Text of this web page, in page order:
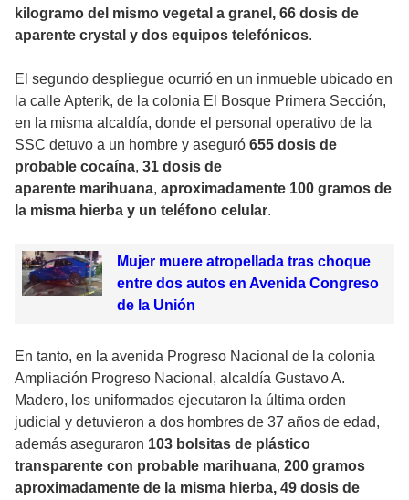
kilogramo del mismo vegetal a granel, 66 dosis de
aparente crystal y dos equipos telefónicos.
El segundo despliegue ocurrió en un inmueble ubicado en
la calle Apterik, de la colonia El Bosque Primera Sección,
en la misma alcaldía, donde el personal operativo de la
SSC detuvo a un hombre y aseguró 655 dosis de
probable cocaína, 31 dosis de
aparente marihuana, aproximadamente 100 gramos de
la misma hierba y un teléfono celular.
Mujer muere atropellada tras choque
entre dos autos en Avenida Congreso
de la Unión
En tanto, en la avenida Progreso Nacional de la colonia
Ampliación Progreso Nacional, alcaldía Gustavo A.
Madero, los uniformados ejecutaron la última orden
judicial y detuvieron a dos hombres de 37 años de edad,
además aseguraron 103 bolsitas de plástico
transparente con probable marihuana, 200 gramos
aproximadamente de la misma hierba, 49 dosis de